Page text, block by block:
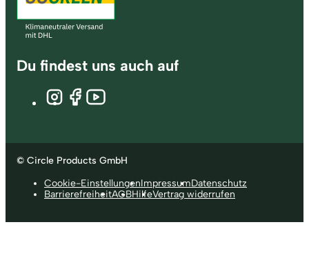
Du findest uns auch auf
© Circle Products GmbH
Cookie-EinstellungenImpressumDatenschutz
BarrierefreiheitAGBHilfeVertrag widerrufen